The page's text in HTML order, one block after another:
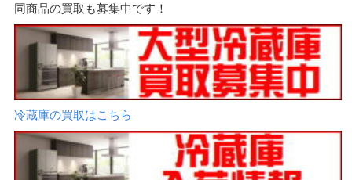
同商品の買取も募集中です！
冷蔵庫の買取はこちら